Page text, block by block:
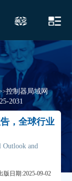
控制器局域网
2031
，全球行业
Outlook and
版日期:2025-09-02